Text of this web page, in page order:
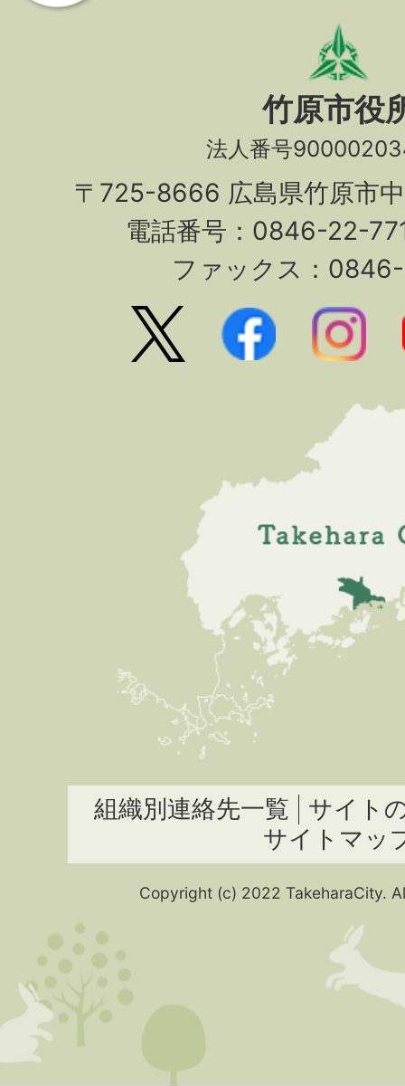
竹原市役
法人番号
〒725-8666 広島県竹原市
電話番号：0846-22-
ファックス：
組織別連絡先一覧
サイト
サイトマッ
Copyright (c) 2022 TakeharaCity.